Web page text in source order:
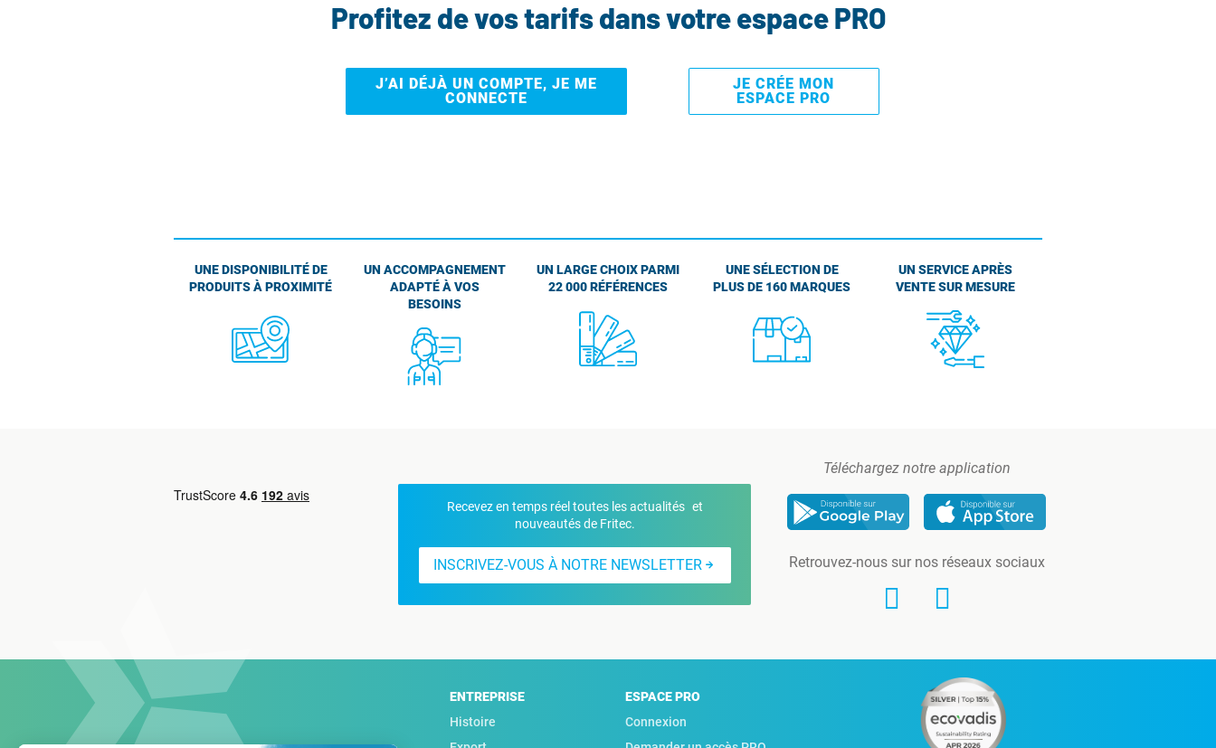
Profitez de vos tarifs dans votre espace PRO
J’AI DÉJÀ UN COMPTE, JE ME
CONNECTE
JE CRÉE MON
ESPACE PRO
UNE DISPONIBILITÉ DE
PRODUITS À PROXIMITÉ
UN ACCOMPAGNEMENT
ADAPTÉ À VOS
BESOINS
UN LARGE CHOIX PARMI
22 000 RÉFÉRENCES
UNE SÉLECTION DE
PLUS DE 160 MARQUES
UN SERVICE APRÈS
VENTE SUR MESURE
Recevez en temps réel toutes les actualités et
nouveautés de Fritec.
INSCRIVEZ-VOUS À NOTRE NEWSLETTER
Téléchargez notre application
Retrouvez-nous sur nos réseaux sociaux
ENTREPRISE
Histoire
ESPACE PRO
Connexion